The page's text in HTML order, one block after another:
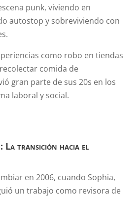
punk, viviendo en
autostop y sobreviviendo con
como robo en tiendas
comida de
gran parte de sus 20s en los
laboral y social.
La transición hacia el
en 2006, cuando Sophia,
un trabajo como revisora de